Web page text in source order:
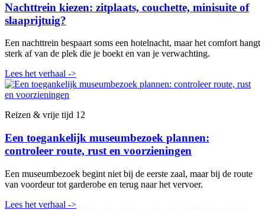
Nachttrein kiezen: zitplaats, couchette, minisuite of
slaaprijtuig?
Een nachttrein bespaart soms een hotelnacht, maar het comfort hangt
sterk af van de plek die je boekt en van je verwachting.
Lees het verhaal ->
Reizen & vrije tijd 12
Een toegankelijk museumbezoek plannen:
controleer route, rust en voorzieningen
Een museumbezoek begint niet bij de eerste zaal, maar bij de route
van voordeur tot garderobe en terug naar het vervoer.
Lees het verhaal ->